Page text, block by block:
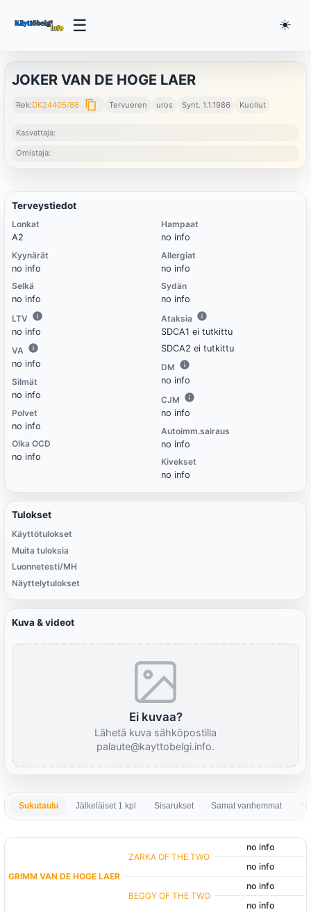
☰ ☀️
JOKER VAN DE HOGE LAER
Rek:DK24405/86 content_copy Tervueren uros Synt. 1.1.1986 Kuollut
Kasvattaja:
Omistaja:
Terveystiedot
Lonkat
A2
Kyynärät
no info
Selkä
no info
LTV
no info
VA
no info
Silmät
no info
Polvet
no info
Olka OCD
no info
Hampaat
no info
Allergiat
no info
Sydän
no info
Ataksia
SDCA1 ei tutkittu
SDCA2 ei tutkittu
DM
no info
CJM
no info
Autoimm.sairaus
no info
Kivekset
no info
Tulokset
Käyttötulokset
Muita tuloksia
Luonnetesti/MH
Näyttelytulokset
Kuva & videot
Ei kuvaa?
Lähetä kuva sähköpostilla
palaute@kayttobelgi.info.
Sukutaulu Jälkeläiset 1 kpl Sisarukset Samat vanhemmat
GRIMM VAN DE HOGE LAER
ZARKA OF THE TWO
no info
no info
BEGGY OF THE TWO
no info
no info